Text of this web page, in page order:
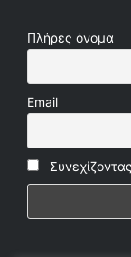
Πλήρες όνομα
Email